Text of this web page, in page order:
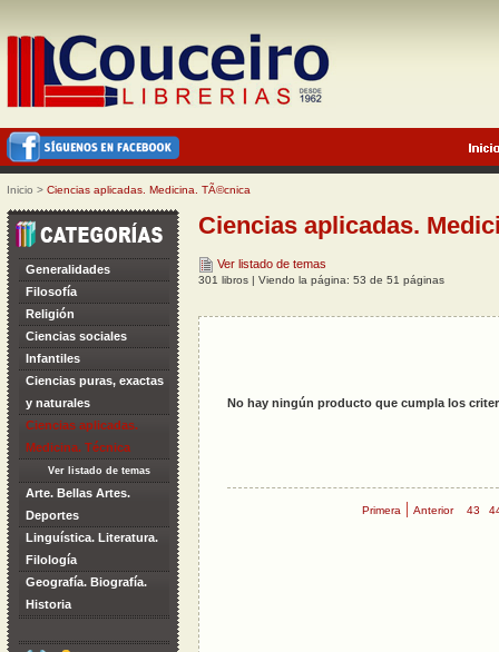
Inicio > Ciencias aplicadas. Medicina. TÃ©cnica
Generalidades
Filosofía
Religión
Ciencias sociales
Infantiles
Ciencias puras, exactas
y naturales
Ciencias aplicadas.
Medicina. Técnica
Ver listado de temas
Arte. Bellas Artes.
Deportes
Linguística. Literatura.
Filología
Geografía. Biografía.
Historia
Ciencias aplicadas.
Ver listado de temas
301 libros | Viendo la página: 53 de 51 páginas
No hay ningún producto que cumpla los
Primera | Anterior 43